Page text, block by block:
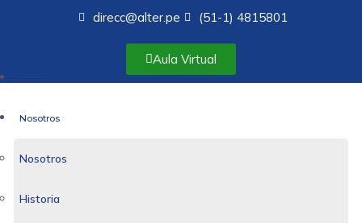
direcc@alter.pe (51-1) 4815801
Aula Virtual
Nosotros
Nosotros
Historia